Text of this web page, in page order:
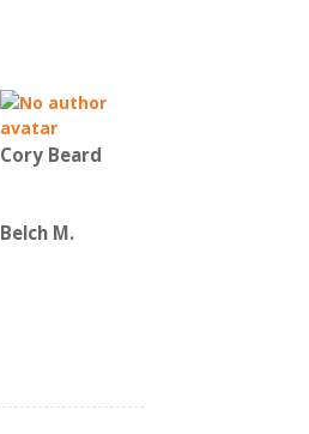
Cory Beard
Belch M.